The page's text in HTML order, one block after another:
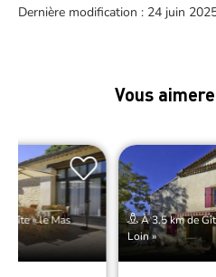
Dernière modification : 24 juin
Vous
Gîte « le Mas
À 3.5 km de
Loin »